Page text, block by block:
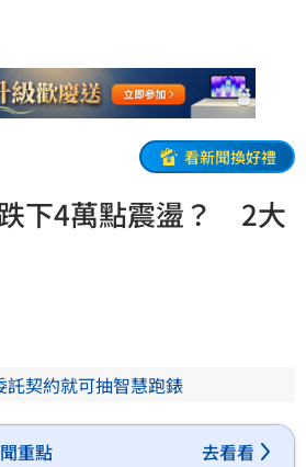
看新聞換好禮
下4萬點震盪？ 2大
託契約就可抽智慧跑錶
重點 去看看